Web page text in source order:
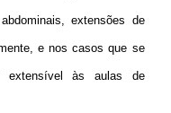
extensões de
e nos casos que se
extensível às aulas de